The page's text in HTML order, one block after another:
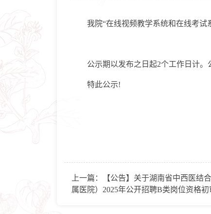
我院“在线视频教学系统和在线考试
公示期以发布之日起2个工作日计。公
特此公示!
上一篇：
【公告】关于湖南省中西医结
属医院）2025年公开招聘B类岗位资格